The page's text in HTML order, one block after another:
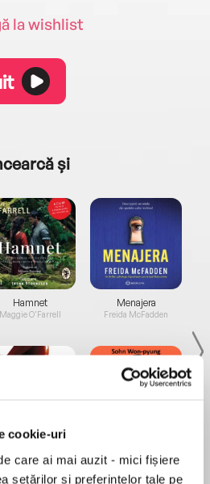
cookie-uri
care ai mai auzit - mici fișiere
setărilor și preferințelor tale pe
la wishlist
și
Hamnet
Maggie O'Farrell
la...
Weisberger
Menajera
Freida McFadden
Sohn Won-pyung